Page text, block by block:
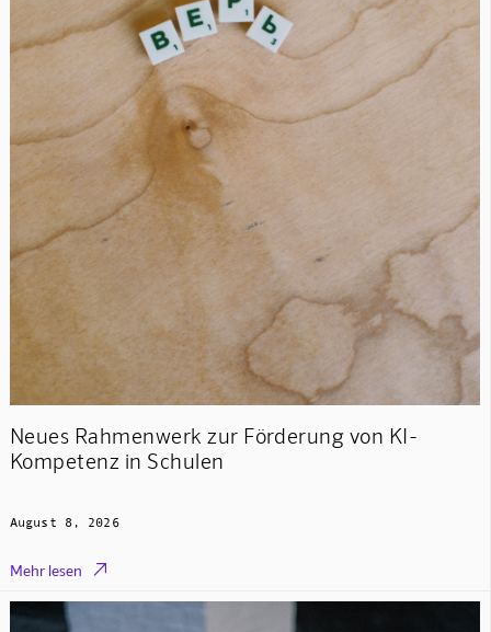
Neues Rahmenwerk zur Förderung von KI-
Kompetenz in Schulen
August 8, 2026
Mehr lesen 